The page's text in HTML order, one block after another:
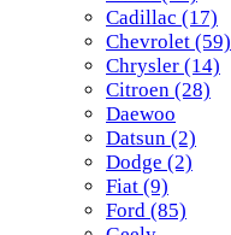
Cadillac (17)
Chevrolet (59)
Chrysler (14)
Citroen (28)
Daewoo
Datsun (2)
Dodge (2)
Fiat (9)
Ford (85)